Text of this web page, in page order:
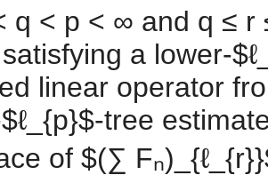
q < p < ∞ and q ≤ r
a lower-
linear operator
tree
of $(∑